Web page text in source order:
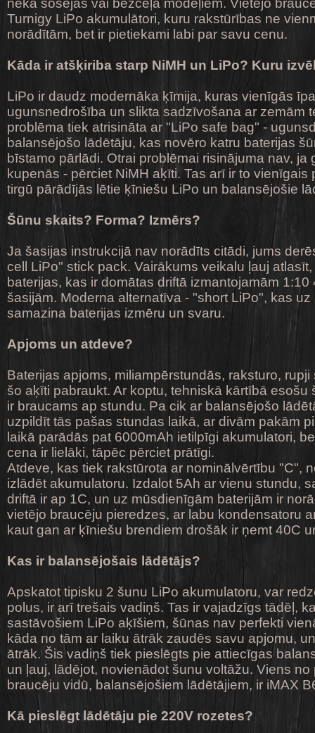
nekā šosejas vai bezceļa modeļiem. Vietējo
Turnigy LiPo akumulātori, kuru rakstūrības ne
norādītām, bet ir pietiekami labi par savu cenu.
Kāda ir atšķiriba starp NiMH un LiPo? Kuru
LiPo ir daudz modernāka ķīmija, kuras vienīgās
ugunsnedrošība un slikta sadzīvošana ar zemām
problēma tiek atrisināta ar "LiPo safe bag" -
balansējošo lādētāju, kas novēro katru baterijas
bīstamo pārlādi. Otrai problēmai risinājuma nav, ja
kupenās - pērciet NiMH aķīti. Tas arī ir to vienīgais
tirgū pārādījās lētie ķīniešu LiPo un balansējošie
Šūnu skaits? Forma? Izmērs?
Ja šasijas instrukcijā nav norādīts citādi, jums
cell LiPo" stick pack. Vairākums veikalu ļauj
baterijas, kas ir domātas driftā izmantojamām
šasijām. Moderna alternatīva - "short LiPo", kas
samazina baterijas izmēru un svaru.
Apjoms un atdeve?
Baterijas apjoms, miliampērstundās, raksturo,
šo aķīti pabraukt. Ar koptu, tehniskā kārtībā esošu
ir braucams ap stundu. Pa cik ar balansējošo
uzpildīt tās pašas stundas laikā, ar divām pakām
laikā parādās pat 6000mAh ietilpīgi akumulatori,
cena ir lielāki, tāpēc pērciet prātīgi.
Atdeve, kas tiek rakstūrota ar nominālvērtību "C",
izlādēt akumulatoru. Izdalot 5Ah ar vienu stundu,
driftā ir ap 1C, un uz mūsdienīgām baterijām ir
vietējo braucēju pieredzes, ar labu kondensatoru
kaut gan ar ķīniešu brendiem drošāk ir ņemt 40C
Kas ir balansējošais lādētājs?
Apskatot tipisku 2 šunu LiPo akumulatoru, var
polus, ir arī trešais vadiņš. Tas ir vajadzīgs tādēļ,
sastāvošiem LiPo aķīšiem, šūnas nav perfekti
kāda no tām ar laiku ātrāk zaudēs savu apjomu,
ātrāk. Šis vadiņš tiek pieslēgts pie attiecīgas
un ļauj, lādējot, novienādot šunu voltāžu. Viens
braucēju vidū, balansējošiem lādētājiem, ir iMAX
Kā pieslēgt lādētāju pie 220V rozetes?